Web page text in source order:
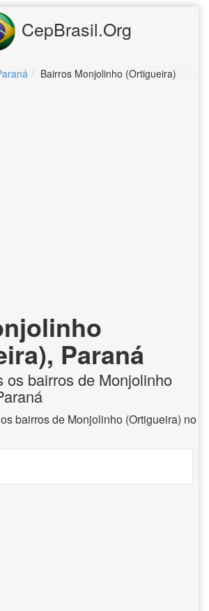
CepBrasil.Org
Bairros Monjolinho (Ortigueira)
Paraná
os bairros de Monjolinho
bairros de Monjolinho (Ortigueira) no